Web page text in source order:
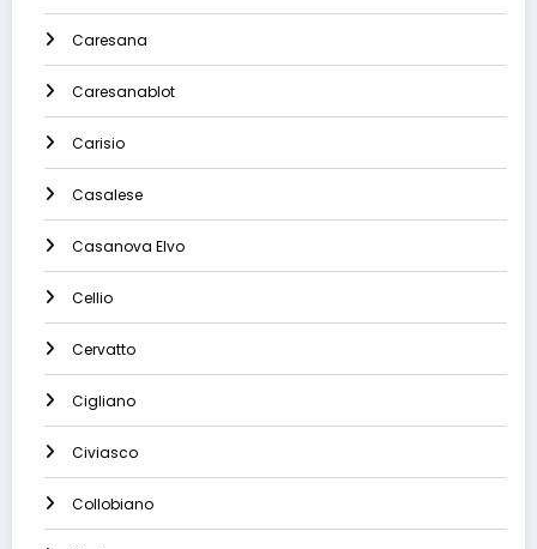
Caresana
Caresanablot
Carisio
Casalese
Casanova Elvo
Cellio
Cervatto
Cigliano
Civiasco
Collobiano